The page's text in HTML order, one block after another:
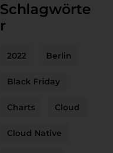
Schlagwörte
r
2022 Berlin
Black Friday
Charts Cloud
Cloud Native